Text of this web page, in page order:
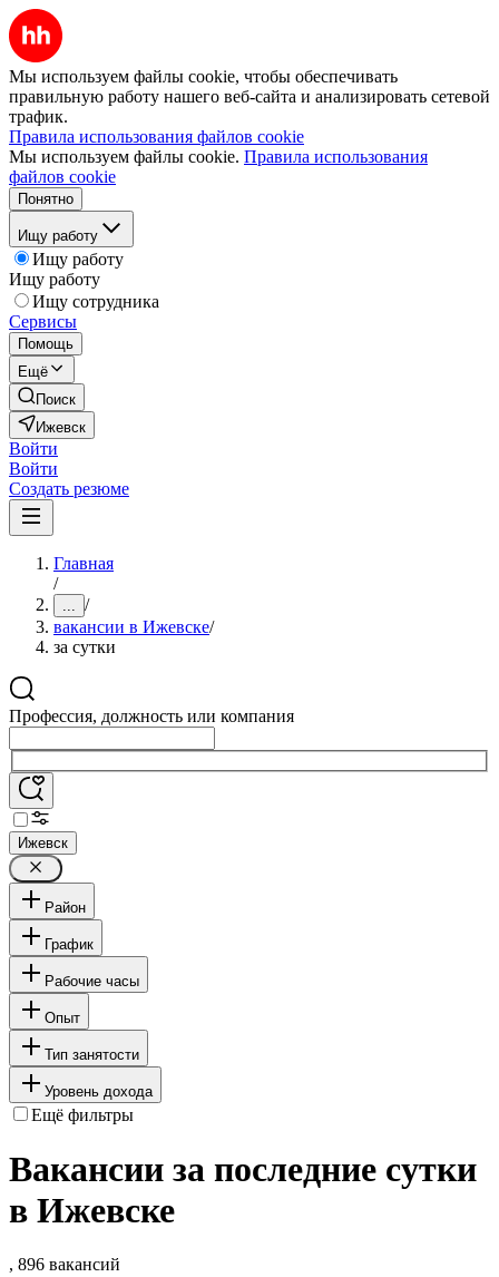
Мы используем файлы cookie, чтобы обеспечивать
правильную работу нашего веб-сайта и анализировать сетевой
трафик.
Правила использования файлов cookie
Мы используем файлы cookie. Правила использования
файлов cookie
Понятно
Ищу работу
Ищу работу
Ищу работу
Ищу сотрудника
Сервисы
Помощь
Ещё
Поиск
Ижевск
Войти
Войти
Создать резюме
Главная
/
... /
вакансии в Ижевске/
за сутки
Профессия, должность или компания
Ижевск
Район
График
Рабочие часы
Опыт
Тип занятости
Уровень дохода
Ещё фильтры
Вакансии за последние сутки
в Ижевске
, 896 вакансий